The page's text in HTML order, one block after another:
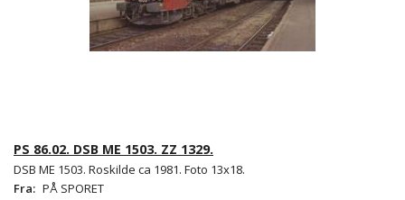
PS 86.02. DSB ME 1503. ZZ 1329.
DSB ME 1503. Roskilde ca 1981. Foto 13x18.
Fra: PÅ SPORET